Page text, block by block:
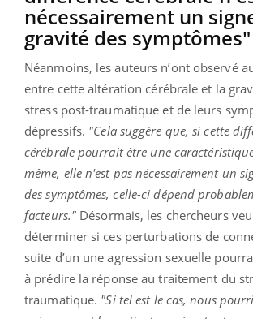
nécessairement un
gravité des symptômes"
Néanmoins, les auteurs n’ont observé
entre cette altération cérébrale et la
stress post-traumatique et de leurs
dépressifs. "Cela suggère que, si cette
cérébrale pourrait être une
même, elle n'est pas nécessairement un
des symptômes, celle-ci dépend
facteurs." Désormais, les chercheurs
déterminer si ces perturbations de
suite d’un une agression sexuelle
à prédire la réponse au traitement du
traumatique. "Si tel est le cas, nous